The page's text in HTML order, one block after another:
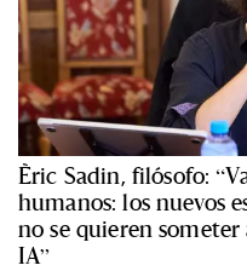
Èric Sadin, filósofo:
humanos: los nuevos
no se quieren
IA”